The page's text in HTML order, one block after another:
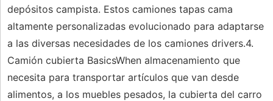
depósitos campista. Estos camiones tapas cama
altamente personalizadas evolucionado para adaptarse
a las diversas necesidades de los camiones drivers.4.
Camión cubierta BasicsWhen almacenamiento que
necesita para transportar artículos que van desde
alimentos, a los muebles pesados, la cubierta del carro